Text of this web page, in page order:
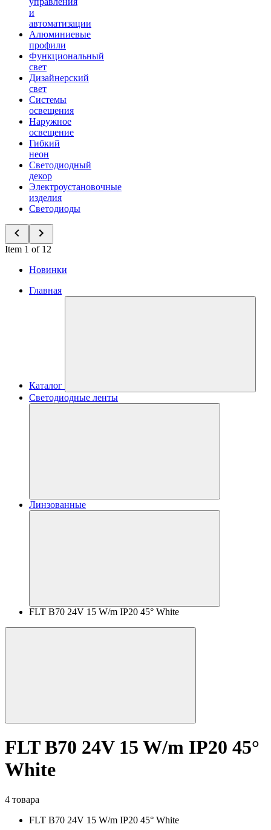
и
автоматизации
Алюминиевые
профили
Функциональный
свет
Дизайнерский
свет
Системы
освещения
Наружное
освещение
Гибкий
неон
Светодиодный
декор
Электроустановочные
изделия
Светодиоды
Item 1 of 12
Новинки
Главная
Каталог
Светодиодные ленты
Линзованные
FLT B70 24V 15 W/m IP20 45° White
FLT B70 24V 15 W/m IP20 45°
White
4 товара
FLT B70 24V 15 W/m IP20 45° White